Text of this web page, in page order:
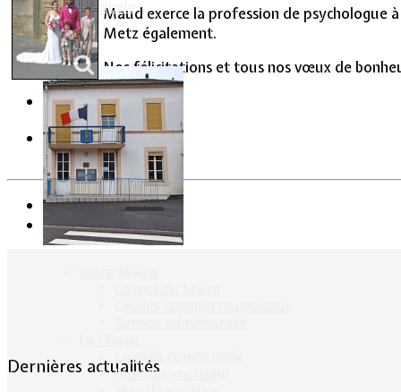
Vie Municipale
La salle communale
Intercommunalité
Maud exerce la profession de
Metz également.
Nos félicitations et tous nos vœux de
Précédent
Suivant
Dernières actualités